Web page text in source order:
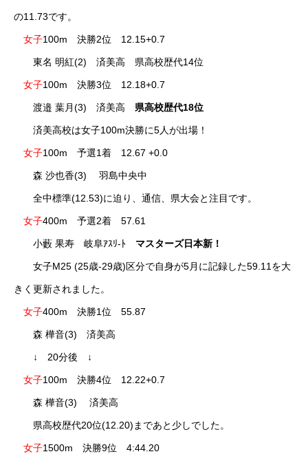
の11.73です。
女子100m 決勝2位 12.15+0.7
東名 明紅(2) 済美高 県高校歴代14位
女子100m 決勝3位 12.18+0.7
渡邉 葉月(3) 済美高 県高校歴代18位
済美高校は女子100m決勝に5人が出場！
女子100m 予選1着 12.67 +0.0
森 沙也香(3) 羽島中央中
全中標準(12.53)に迫り、通信、県大会と注目です。
女子400m 予選2着 57.61
小藪 果寿 岐阜ｱｽﾘ-ﾄ マスターズ日本新！
女子M25 (25歳-29歳)区分で自身が5月に記録した59.11を大
きく更新されました。
女子400m 決勝1位 55.87
森 樺音(3) 済美高
↓ 20分後 ↓
女子100m 決勝4位 12.22+0.7
森 樺音(3) 済美高
県高校歴代20位(12.20)まであと少しでした。
女子1500m 決勝9位 4:44.20